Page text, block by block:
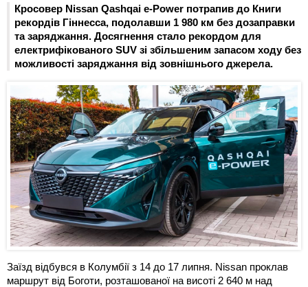
Кросовер Nissan Qashqai e-Power потрапив до Книги
рекордів Гіннесса, подолавши 1 980 км без дозаправки
та заряджання. Досягнення стало рекордом для
електрифікованого SUV зі збільшеним запасом ходу без
можливості заряджання від зовнішнього джерела.
Заїзд відбувся в Колумбії з 14 до 17 липня. Nissan проклав
маршрут від Боготи, розташованої на висоті 2 640 м над